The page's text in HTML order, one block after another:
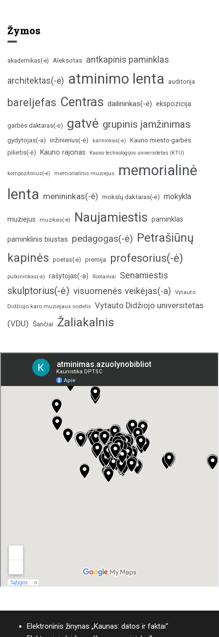
Žymos
akademikas(-ė) Aleksotas antkapinis paminklas
architektas(-ė) atminimo lenta auditorija
bareljefas Centras dailininkas(-ė) ekspozicija
garbės daktaras(-ė) gatvė grupinis įamžinimas
gydytojas(-a) inžinierius(-ė) karininkas(-ė)
Kauno miesto garbės
pilietis(-ė)
Kauno rajonas Kauno technologijos universitetas (KTU)
kompozitorius(-ė) memorialinis muziejus
memorialinė
lenta menininkas(-ė) mokslų daktaras(-ė) mokykla
muziejus muzikas(-ė) Naujamiestis paminklas
paminklinis biustas pedagogas(-ė) Petrašiūnų
kapinės poetas(-ė) premija profesorius(-ė)
pulkininkas(-ė) rašytojas(-a) Romainiai Senamiestis
skulptorius(-ė) visuomenės veikėjas(-a) Vytauto
Didžiojo karo muziejaus sodelis Vytauto Didžiojo universitetas
(VDU) Šančiai Žaliakalnis
Elektroninis žinynas „Kaunas: datos ir faktai“